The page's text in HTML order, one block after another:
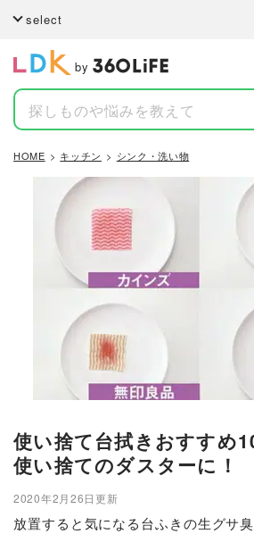
select
by
HOME キッチン シンク・洗い物
使い捨て台拭きおすすめ
使い捨てのダスターに！
2020年2月26日更新
放置すると気になる台ふきの生グサ